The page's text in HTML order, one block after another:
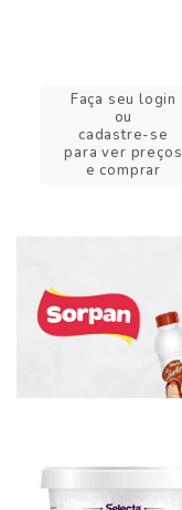
Faça seu login
ou
cadastre-se
para ver preços
e comprar